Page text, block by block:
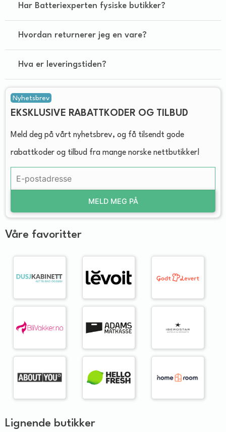
Har Batteriexperten fysiske butikker?
Hvordan returnerer jeg en vare?
Hva er leveringstiden?
Nyhetsbrev
EKSKLUSIVE RABATTKODER OG TILBUD
Meld deg på vårt nyhetsbrev, og få tilsendt gode
rabattkoder og tilbud fra mange norske nettbutikker!
MELD MEG PÅ
Våre favoritter
Lignende butikker